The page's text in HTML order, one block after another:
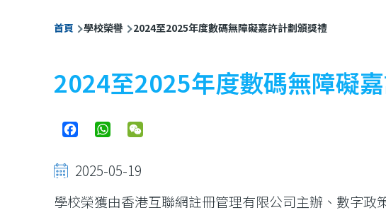
導
航
連
結
首頁 學校榮譽 2024至2025年度數碼無障礙嘉許計劃頒獎禮
2024至2025年度數碼無障礙
FacebookWhatsApp
2025-05-19
學校榮獲由香港互聯網註冊管理有限公司主辦、數字